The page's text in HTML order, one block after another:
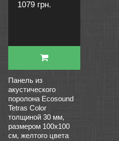
1079 грн.
Панель из
акустического
поролона Ecosound
Tetras Color
толщиной 30 мм,
размером 100х100
см, желтого цвета